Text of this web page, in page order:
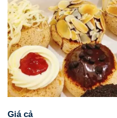
Giá cả